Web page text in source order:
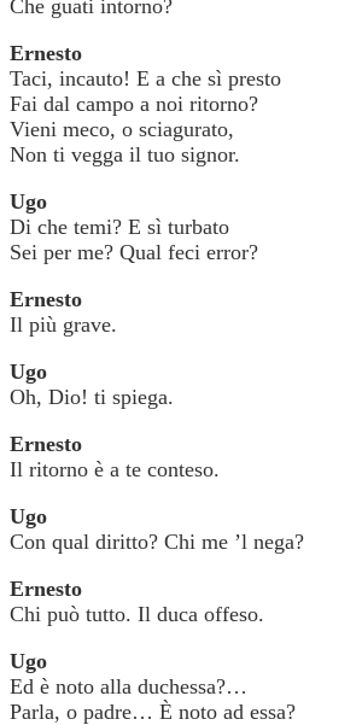
Che guati intorno?
Ernesto
Taci, incauto! E a che sì presto
Fai dal campo a noi ritorno?
Vieni meco, o sciagurato,
Non ti vegga il tuo signor.
Ugo
Di che temi? E sì turbato
Sei per me? Qual feci error?
Ernesto
Il più grave.
Ugo
Oh, Dio! ti spiega.
Ernesto
Il ritorno è a te conteso.
Ugo
Con qual diritto? Chi me ’l nega?
Ernesto
Chi può tutto. Il duca offeso.
Ugo
Ed è noto alla duchessa?…
Parla, o padre… È noto ad essa?